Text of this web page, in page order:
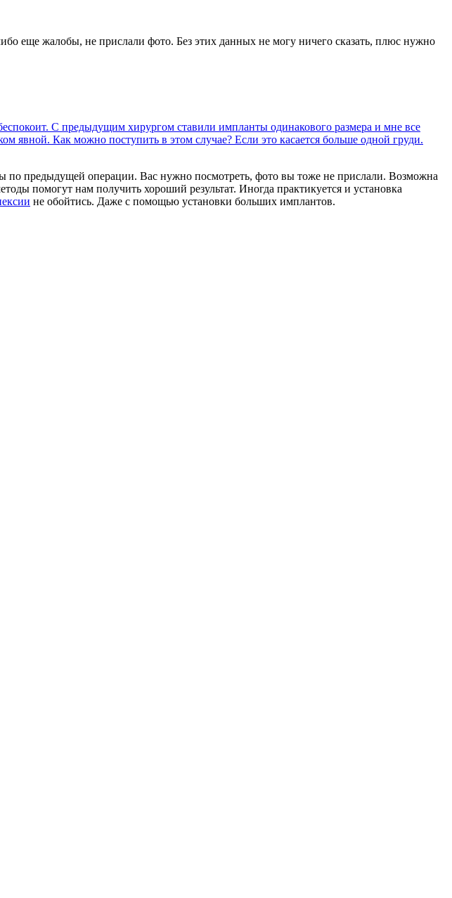
еще жалобы, не прислали фото. Без этих данных не могу ничего сказать, плюс нужно
С предыдущим хирургом ставили импланты одинакового размера и мне все
явной. Как можно поступить в этом случае? Если это касается больше одной груди.
по предыдущей операции. Вас нужно посмотреть, фото вы тоже не прислали. Возможна
помогут нам получить хороший результат. Иногда практикуется и установка
не обойтись. Даже с помощью установки больших имплантов.